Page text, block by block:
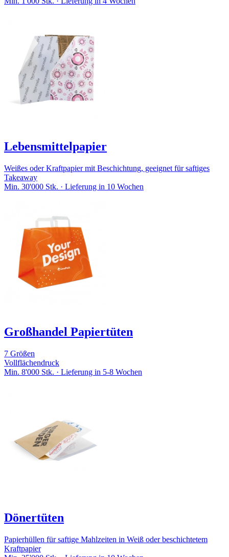
Lebensmittelpapier
Weißes oder Kraftpapier mit Beschichtung, geeignet für saftiges
Takeaway
Min. 30'000 Stk. · Lieferung in 10 Wochen
Großhandel Papiertüten
7 Größen
Vollflächendruck
Min. 8'000 Stk. · Lieferung in 5-8 Wochen
Dönertüten
Papierhüllen für saftige Mahlzeiten in Weiß oder beschichtetem
Kraftpapier